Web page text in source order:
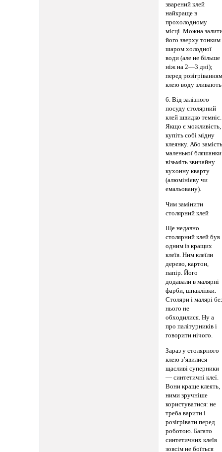
зварений клей
найкраще в
прохолодному
місці. Можна
його зверху тонким
шаром холодної
води (але не більше
ніж на 2—3 дні);
перед
клею воду
6. Від залізного
посуду столярний
клей швидко темніє.
Якщо є можливість,
купіть собі мідну
клеянку. Або
маленької бляшанки
візьміть звичайну
кухонну кварту
(алюмінієву чи
емальовану).
Чим замінити
столярний клей
Ще недавно
столярний клей був
одним із кращих
клеїв. Ним клеїли
дерево, картон,
папір. Його
додавали в малярні
фарби, шпаклівки.
Столяри і малярі
нього не
обходилися. Ну а
про палітурників і
говорити нічого.
Зараз у столярного
клею з’явилися
щасливі суперники
— синтетичні клеї.
Вони краще клеять,
ними зручніше
користуватися: не
треба варити і
розігрівати перед
роботою. Багато
синтетичних клеїв
зовсім не боїться